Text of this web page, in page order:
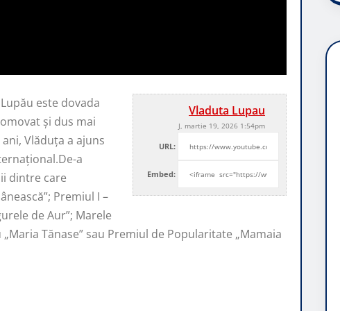
Vladuta Lupau
J, martie 19, 2026 1:54pm
URL:
Embed:
este dovada
şi dus mai
Vlăduța a ajuns
a
dintre care
Premiul I –
de Aur”; Marele
Tănase” sau Premiul de Popularitate „Mamaia